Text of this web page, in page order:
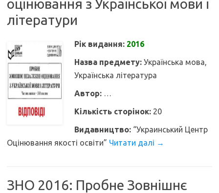
оцінювання з Української мови і
літератури
Рік видання: 2016
Назва предмету: Українська мова,
Українська література
Автор: …
Кількість сторінок: 20
Видавництво: “Украинський Центр
Оцінювання якості освіти” Читати далі →
ЗНО 2016: Пробне Зовнішнє